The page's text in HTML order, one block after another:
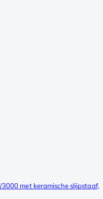
met keramische slijpstaaf,